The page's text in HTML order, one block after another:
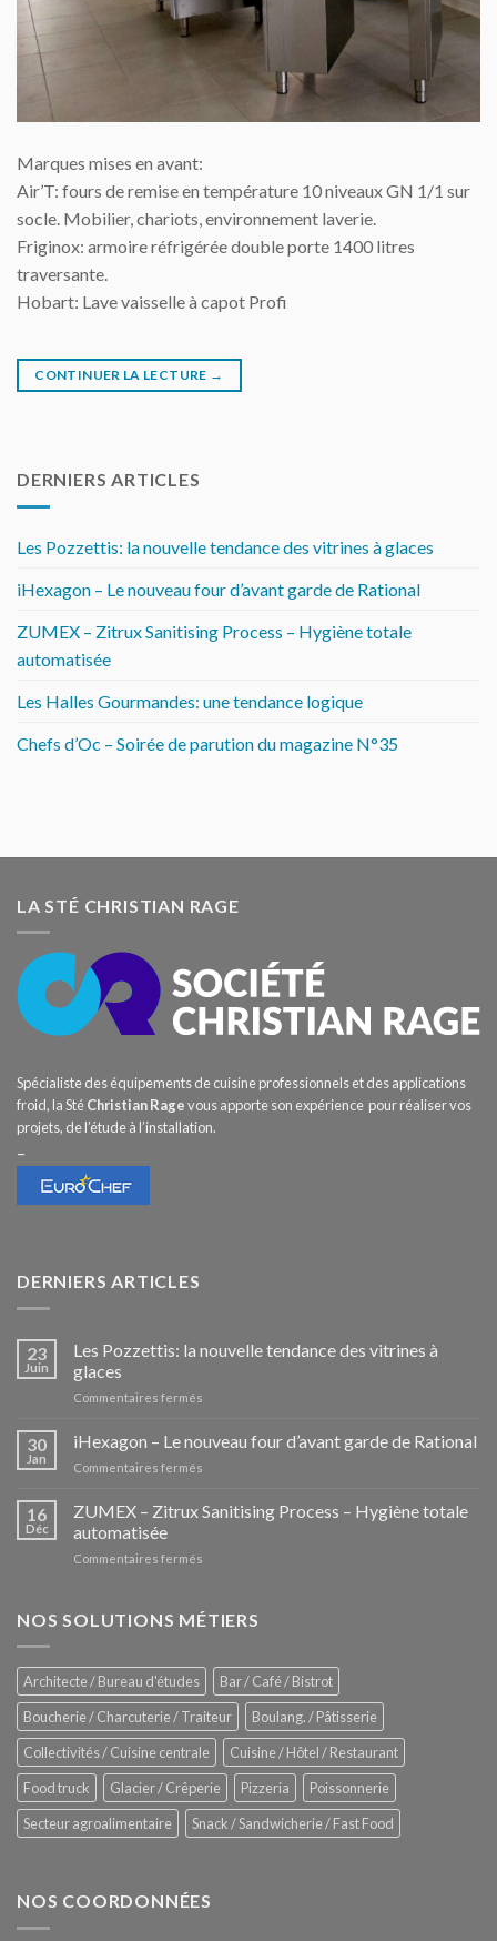
Marques mises en avant:
Air’T: fours de remise en température 10 niveaux GN 1/1 sur
socle. Mobilier, chariots, environnement laverie.
Friginox: armoire réfrigérée double porte 1400 litres
traversante.
Hobart: Lave vaisselle à capot Profi
CONTINUER LA LECTURE →
DERNIERS ARTICLES
Les Pozzettis: la nouvelle tendance des vitrines à glaces
iHexagon – Le nouveau four d’avant garde de Rational
ZUMEX – Zitrux Sanitising Process – Hygiène totale
automatisée
Les Halles Gourmandes: une tendance logique
Chefs d’Oc – Soirée de parution du magazine N°35
LA STÉ CHRISTIAN RAGE
Spécialiste des équipements de cuisine professionnels et des applications
froid, la StéChristian Ragevous apporte son expérience pour réaliser vos
projets, de l’étude à l’installation.
–
DERNIERS ARTICLES
23
Juin
Les Pozzettis: la nouvelle tendance des vitrines à
glaces
Commentaires fermés
Pozzettis:
la
des
30
Jan
iHexagon – Le nouveau four d’avant garde de Rational
Commentaires fermés
–
Le
de
16
Déc
ZUMEX – Zitrux Sanitising Process – Hygiène totale
automatisée
Commentaires fermés
Zitrux
–
Hygiène
totale
automatisée
NOS SOLUTIONS MÉTIERS
Architecte / Bureau d'études
Bar / Café / Bistrot
Boucherie / Charcuterie / Traiteur
Boulang. / Pâtisserie
Collectivités / Cuisine centrale
Cuisine / Hôtel / Restaurant
Food truck
Glacier / Crêperie Pizzeria
Poissonnerie
Secteur agroalimentaire
Snack / Sandwicherie / Fast Food
NOS COORDONNÉES